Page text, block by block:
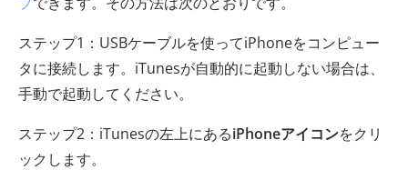
ステップ1：USBケーブルを使ってiPhoneをコンピュー
タに接続します。iTunesが自動的に起動しない場合は、
手動で起動してください。
ステップ2：iTunesの左上にあるiPhoneアイコンをクリ
ックします。